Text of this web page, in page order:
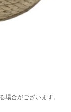
場合がございます。